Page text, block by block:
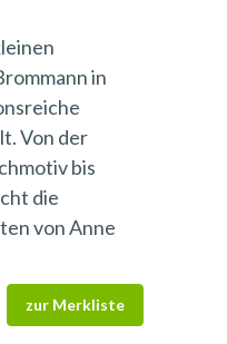
in
Von der
bis
die
von Anne
zur Merkliste